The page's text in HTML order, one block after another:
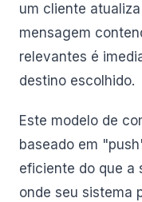
um cliente
mensagem
relevantes é
destino escolhido.
Este modelo de
baseado em
eficiente do que a
onde seu sistema